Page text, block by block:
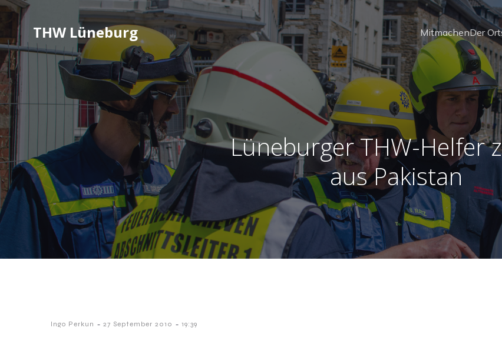
THW Lüneburg MitmachenDer
Lüneburger THW-Helfer
aus Pakistan
Ingo Perkun - 27 September 2010 - 19:39